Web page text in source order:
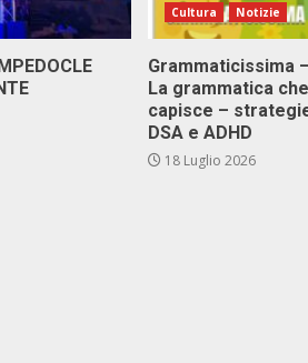
Cultura Notizie
Grammaticissima
La grammatica
capisce –
DSA e ADHD
18 Luglio 2026